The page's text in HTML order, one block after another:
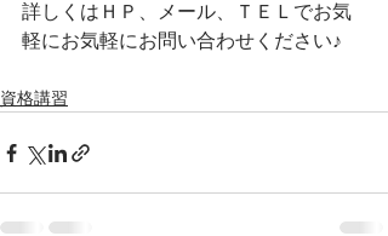
詳しくはＨＰ、メール、ＴＥＬでお気
軽にお気軽にお問い合わせください♪
資格講習